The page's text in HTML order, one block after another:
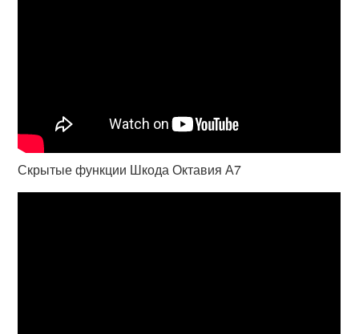
Скрытые функции Шкода Октавия А7